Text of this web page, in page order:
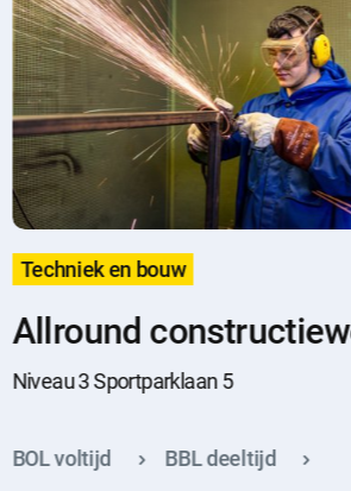
Allround
Niveau 3 Sportparklaan 5
Techniek en bouw
BOL voltijd BBL deeltijd